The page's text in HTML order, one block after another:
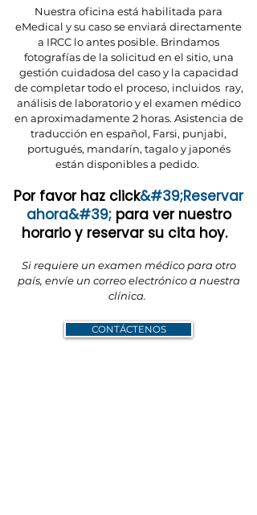
Nuestra oficina está habilitada para
eMedical y su caso se enviará directamente
a IRCC lo antes posible. Brindamos
fotografías de la solicitud en el sitio, una
gestión cuidadosa del caso y la capacidad
de completar todo el proceso, incluidos ray,
análisis de laboratorio y el examen médico
en aproximadamente 2 horas. Asistencia de
traducción en español, Farsi, punjabi,
portugués, mandarín, tagalo y japonés
están disponibles a pedido.
Por favor haz click&#39;Reservar
ahora&#39; para ver nuestro
horario y reservar su cita hoy.
Si requiere un examen médico para otro
país, envíe un correo electrónico a nuestra
clínica.
CONTÁCTENOS